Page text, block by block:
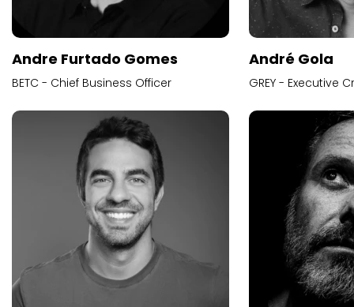
Andre Furtado Gomes
BETC - Chief Business Officer
André Gola
GREY - Executive